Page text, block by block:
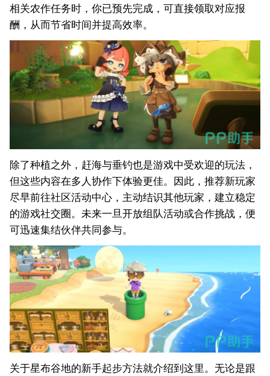
相关农作任务时，你已预先完成，可直接领取对应报
酬，从而节省时间并提高效率。
除了种植之外，赶海与垂钓也是游戏中受欢迎的玩法，
但这些内容在多人协作下体验更佳。因此，推荐新玩家
尽早前往社区活动中心，主动结识其他玩家，建立稳定
的游戏社交圈。未来一旦开放组队活动或合作挑战，便
可迅速集结伙伴共同参与。
关于星布谷地的新手起步方法就介绍到这里。无论是跟